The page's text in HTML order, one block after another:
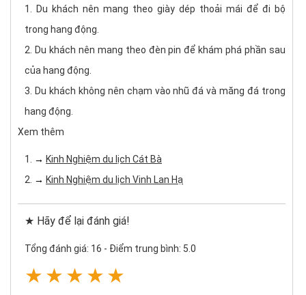
Du khách nên mang theo giày dép thoải mái để đi bộ
trong hang động.
Du khách nên mang theo đèn pin để khám phá phần sau
của hang động.
Du khách không nên chạm vào nhũ đá và măng đá trong
hang động.
Xem thêm
→ Kinh Nghiệm du lịch Cát Bà
​→ Kinh Nghiệm du lịch Vinh Lan Hạ
★ Hãy để lại đánh giá!
Tổng đánh giá: 16 - Điểm trung bình: 5.0
★ ★ ★ ★ ★